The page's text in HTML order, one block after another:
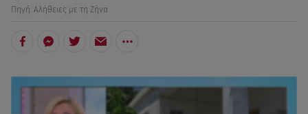
Πηγή: Αλήθειες με τη Ζήνα